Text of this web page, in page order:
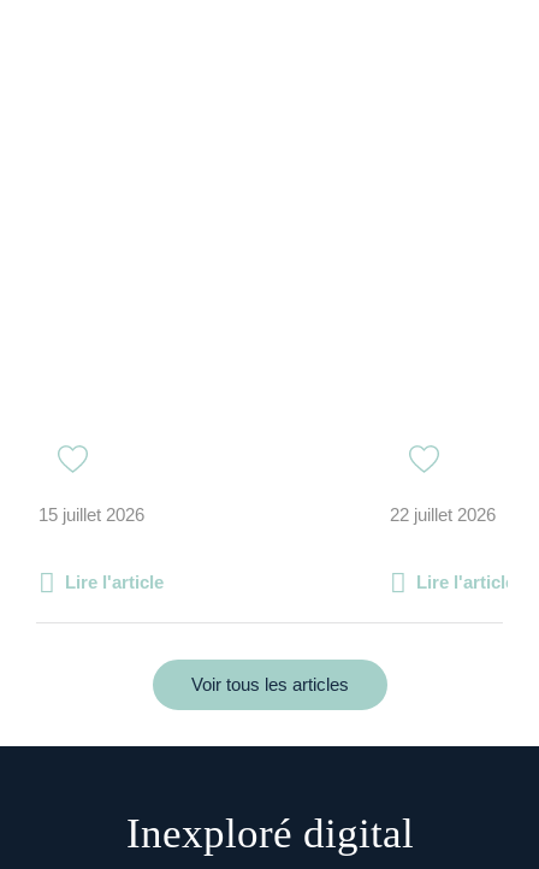
15 juillet 2026
Lire l'article
22 juillet 2026
Lire l'article
Voir tous les articles
Inexploré digital